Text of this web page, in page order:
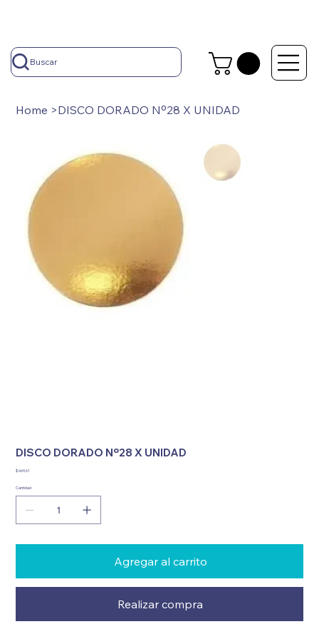
Buscar
Home >DISCO DORADO Nº28 X UNIDAD
DISCO DORADO Nº28 X UNIDAD
Precio
$ 669,61
Cantidad
Agregar al carrito
Realizar compra